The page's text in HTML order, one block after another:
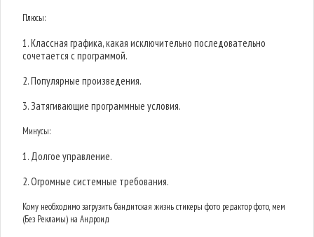
Плюсы:
1. Классная графика, какая исключительно последовательно
сочетается с программой.
2. Популярные произведения.
3. Затягивающие программные условия.
Минусы:
1. Долгое управление.
2. Огромные системные требования.
Кому необходимо загрузить бандитская жизнь стикеры фото редактор фото, мем
(Без Рекламы) на Андроид